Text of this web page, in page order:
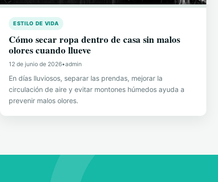
ESTILO DE VIDA
Cómo secar ropa dentro de casa sin malos
olores cuando llueve
12 de junio de 2026•admin
En días lluviosos, separar las prendas, mejorar la
circulación de aire y evitar montones húmedos ayuda a
prevenir malos olores.